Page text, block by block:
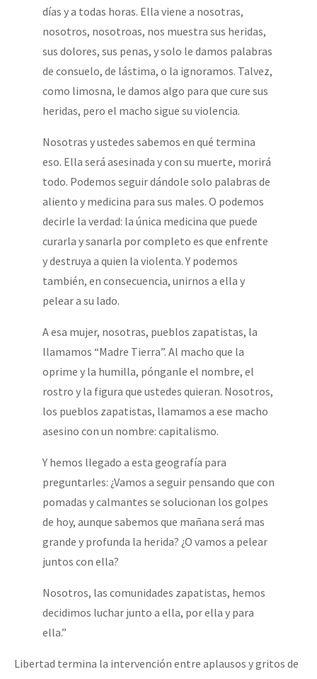
días y a todas horas. Ella viene a nosotras,
nosotros, nosotroas, nos muestra sus heridas,
sus dolores, sus penas, y solo le damos palabras
de consuelo, de lástima, o la ignoramos. Talvez,
como limosna, le damos algo para que cure sus
heridas, pero el macho sigue su violencia.
Nosotras y ustedes sabemos en qué termina
eso. Ella será asesinada y con su muerte, morirá
todo. Podemos seguir dándole solo palabras de
aliento y medicina para sus males. O podemos
decirle la verdad: la única medicina que puede
curarla y sanarla por completo es que enfrente
y destruya a quien la violenta. Y podemos
también, en consecuencia, unirnos a ella y
pelear a su lado.
A esa mujer, nosotras, pueblos zapatistas, la
llamamos “Madre Tierra”. Al macho que la
oprime y la humilla, pónganle el nombre, el
rostro y la figura que ustedes quieran. Nosotros,
los pueblos zapatistas, llamamos a ese macho
asesino con un nombre: capitalismo.
Y hemos llegado a esta geografía para
preguntarles: ¿Vamos a seguir pensando que con
pomadas y calmantes se solucionan los golpes
de hoy, aunque sabemos que mañana será mas
grande y profunda la herida? ¿O vamos a pelear
juntos con ella?
Nosotros, las comunidades zapatistas, hemos
decidimos luchar junto a ella, por ella y para
ella.”
Libertad termina la intervención entre aplausos y gritos de